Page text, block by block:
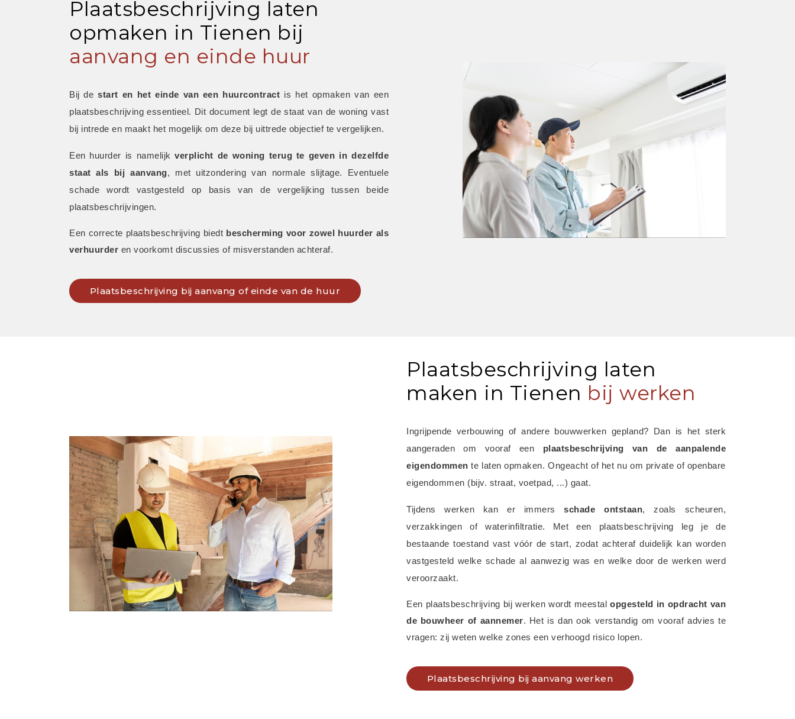
Plaatsbeschrijving laten
opmaken in Tienen bij
aanvang en einde huur
Bij de start en het einde van een huurcontract is het opmaken van een
plaatsbeschrijving essentieel. Dit document legt de staat van de woning vast
bij intrede en maakt het mogelijk om deze bij uittrede objectief te vergelijken.
Een huurder is namelijk verplicht de woning terug te geven in dezelfde
staat als bij aanvang, met uitzondering van normale slijtage. Eventuele
schade wordt vastgesteld op basis van de vergelijking tussen beide
plaatsbeschrijvingen.
Een correcte plaatsbeschrijving biedt bescherming voor zowel huurder als
verhuurder en voorkomt discussies of misverstanden achteraf.
Plaatsbeschrijving bij aanvang of einde van de huur
Plaatsbeschrijving laten
maken in Tienen bij werken
Ingrijpende verbouwing of andere bouwwerken gepland? Dan is het sterk
aangeraden om vooraf een plaatsbeschrijving van de aanpalende
eigendommen te laten opmaken. Ongeacht of het nu om private of openbare
eigendommen (bijv. straat, voetpad, ...) gaat.
Tijdens werken kan er immers schade ontstaan, zoals scheuren,
verzakkingen of waterinfiltratie. Met een plaatsbeschrijving leg je de
bestaande toestand vast vóór de start, zodat achteraf duidelijk kan worden
vastgesteld welke schade al aanwezig was en welke door de werken werd
veroorzaakt.
Een plaatsbeschrijving bij werken wordt meestal opgesteld in opdracht van
de bouwheer of aannemer. Het is dan ook verstandig om vooraf advies te
vragen: zij weten welke zones een verhoogd risico lopen.
Plaatsbeschrijving bij aanvang werken